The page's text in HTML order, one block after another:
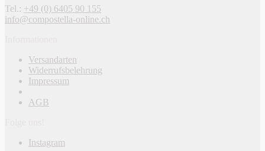
Tel.: +49 (0) 6405 90 155
info@compostella-online.ch
Versandarten
Widerrufsbelehrung
Impressum
AGB
Instagram